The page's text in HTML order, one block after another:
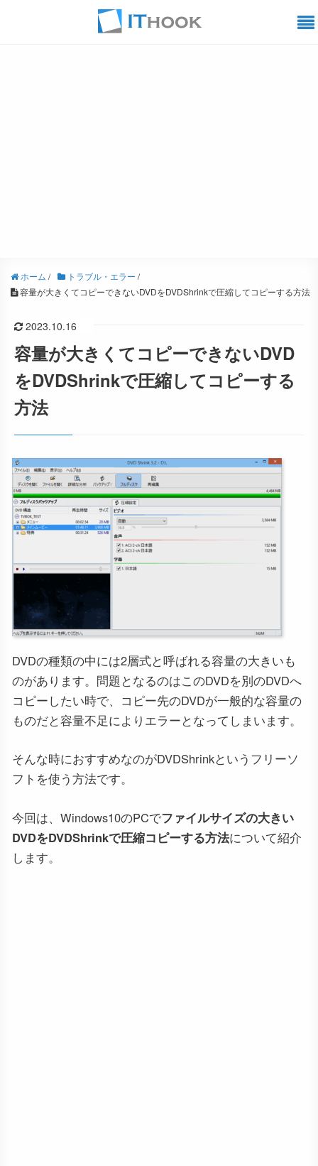
ホーム / トラブル・エラー /
容量が大きくてコピーできないDVDをDVDShrinkで圧縮してコピーする方法
2023.10.16
容量が大きくてコピーできないDVD
をDVDShrinkで圧縮してコピーする
方法
DVDの種類の中には2層式と呼ばれる容量の大きいも
のがあります。問題となるのはこのDVDを別のDVDへ
コピーしたい時で、コピー先のDVDが一般的な容量の
ものだと容量不足によりエラーとなってしまいます。
そんな時におすすめなのがDVDShrinkというフリーソ
フトを使う方法です。
今回は、Windows10のPCでファイルサイズの大きい
DVDをDVDShrinkで圧縮コピーする方法について紹介
します。